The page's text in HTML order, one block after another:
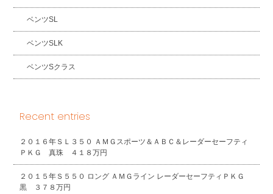
ベンツSL
ベンツSLK
ベンツSクラス
Recent entries
２０１６年ＳＬ３５０ ＡＭＧスポーツ＆ＡＢＣ＆レーダーセーフティ
ＰＫＧ 真珠 ４１８万円
２０１５年Ｓ５５０ ロング ＡＭＧライン レーダーセーフティＰＫＧ
黒 ３７８万円